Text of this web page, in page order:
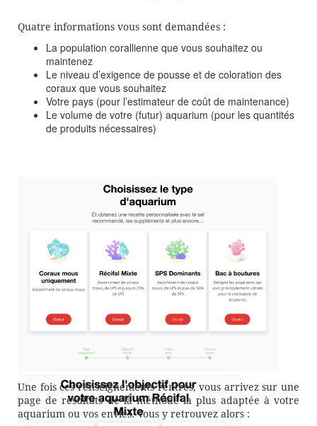
Quatre informations vous sont demandées :
La population corallienne que vous souhaitez ou
maintenez
Le niveau d’exigence de pousse et de coloration des
coraux que vous souhaitez
Votre pays (pour l’estimateur de coût de maintenance)
Le volume de votre (futur) aquarium (pour les quantités
de produits nécessaires)
Une fois ces renseignements rentrés, vous arrivez sur une
page de résultats de la méthode la plus adaptée à votre
aquarium ou vos envies. Vous y retrouvez alors :